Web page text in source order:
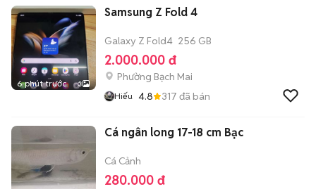
6 phút trước 3
Samsung Z Fold 4
Galaxy Z Fold4 256 GB
2.000.000 đ
Phường Bạch Mai
Hiếu 4.8 317 đã bán
Cá ngân long 17-18 cm Bạc
Cá Cảnh
280.000 đ